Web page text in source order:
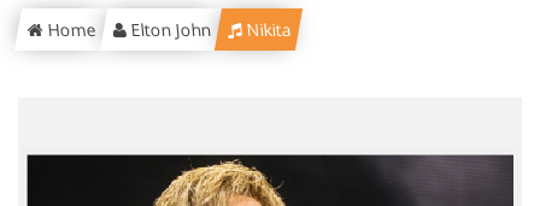
Home Elton John Nikita